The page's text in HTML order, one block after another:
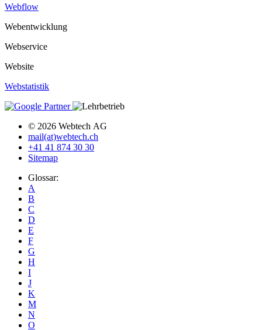
Webflow
Webentwicklung
Webservice
Website
Webstatistik
© 2026 Webtech AG
mail(at)webtech.ch
+41 41 874 30 30
Sitemap
Glossar:
A
B
C
D
E
F
G
H
I
J
K
M
N
O